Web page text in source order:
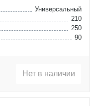
Универсальный
210
250
90
Нет в наличии